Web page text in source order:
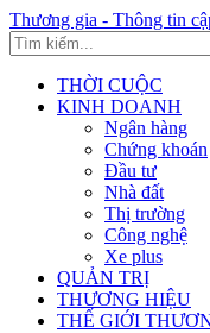
Thương gia - Thông tin
THỜI CUỘC
KINH DOANH
Ngân hàng
Chứng khoán
Đầu tư
Nhà đất
Thị trường
Công nghệ
Xe plus
QUẢN TRỊ
THƯƠNG HIỆU
THẾ GIỚI